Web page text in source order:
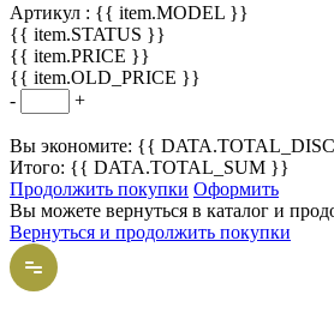
Артикул : {{ item.MODEL }}
{{ item.STATUS }}
{{ item.PRICE }}
{{ item.OLD_PRICE }}
-
+
Вы экономите: {{
Итого: {{ DATA.TOTAL_SUM }}
Продолжить покупки Оформить
Вы можете вернуться в каталог и
Вернуться и продолжить покупки